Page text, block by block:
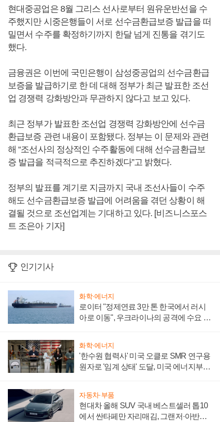
현대중공업은 8월 그리스 선사로부터 원유운반선을 수
주했지만 시중은행들이 서로 선수금환급보증 발급을 떠
밀면서 수주를 확정하기까지 한달 넘게 진통을 겪기도
했다.
금융권은 이번에 국민은행이 삼성중공업의 선수금환급
보증을 발급하기로 한 데 대해 정부가 최근 발표한 조선
업 경쟁력 강화방안과 무관하지 않다고 보고 있다.
최근 정부가 발표한 조선업 경쟁력 강화방안에 선수금
환급보증 관련 내용이 포함됐다. 정부는 이 문제와 관련
해 “조선사의 정상적인 수주활동에 대해 선수금환급보
증 발급을 적극적으로 추진하겠다”고 밝혔다.
정부의 발표를 계기로 지금까지 국내 조선사들이 수주
해도 선수금환급보증 발급에 어려움을 겪던 상황이 해
결될 것으로 조선업계는 기대하고 있다. [비즈니스포스
트 조은아 기자]
인기기사
화학·에너지
로이터 "정제연료 3만 톤 한국에서 러시
아로 이동", 우크라이나의 공격에 수요 늘
화학·에너지
'한수원 협력사' 미국 오클로 SMR 연구용
원자로 '임계 상태' 도달, 미국 에너지부
자동차·부품
현대차 올해 SUV 국내 베스트셀러 톱10
에서 싼타페만 자리매김, 그랜저·아반떼